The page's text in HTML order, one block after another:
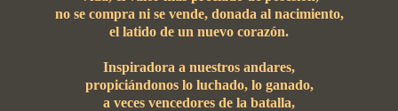
no se compra ni se vende, donada al nacimiento,
el latido de un nuevo corazón.
Inspiradora a nuestros andares,
propiciándonos lo luchado, lo ganado,
a veces vencedores de la batalla,